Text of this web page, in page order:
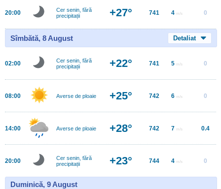
20:00
Cer senin, fără
precipitații
+27° 741 4 m/s 0
Sîmbătă, 8 August Detaliat
02:00
Cer senin, fără
precipitații
+22° 741 5 m/s 0
08:00 Averse de ploaie +25° 742 6 m/s 0
14:00 Averse de ploaie +28° 742 7 m/s 0.4
20:00
Cer senin, fără
precipitații
+23° 744 4 m/s 0
Duminică, 9 August